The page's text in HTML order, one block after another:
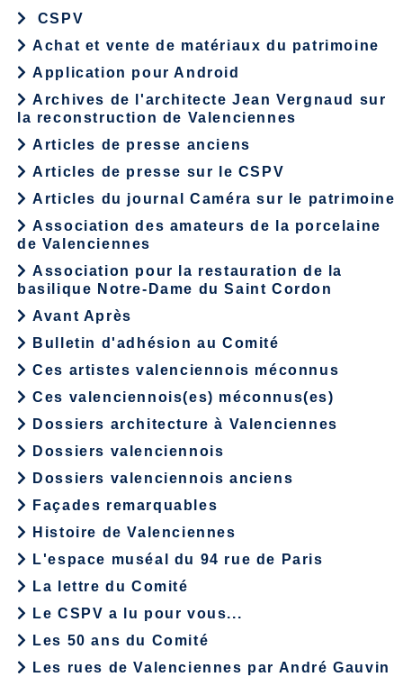
CSPV
Achat et vente de matériaux du patrimoine
Application pour Android
Archives de l'architecte Jean Vergnaud sur
la reconstruction de Valenciennes
Articles de presse anciens
Articles de presse sur le CSPV
Articles du journal Caméra sur le patrimoine
Association des amateurs de la porcelaine
de Valenciennes
Association pour la restauration de la
basilique Notre-Dame du Saint Cordon
Avant Après
Bulletin d'adhésion au Comité
Ces artistes valenciennois méconnus
Ces valenciennois(es) méconnus(es)
Dossiers architecture à Valenciennes
Dossiers valenciennois
Dossiers valenciennois anciens
Façades remarquables
Histoire de Valenciennes
L'espace muséal du 94 rue de Paris
La lettre du Comité
Le CSPV a lu pour vous...
Les 50 ans du Comité
Les rues de Valenciennes par André Gauvin